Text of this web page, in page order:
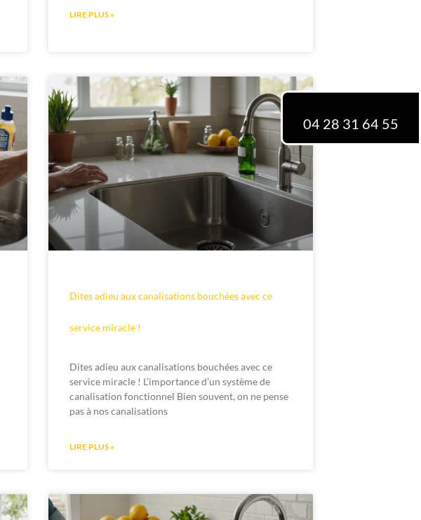
LIRE PLUS »
Dites adieu aux canalisations bouchées avec ce
service miracle !
Dites adieu aux canalisations bouchées avec ce
service miracle ! L’importance d’un système de
canalisation fonctionnel Bien souvent, on ne pense
pas à nos canalisations
LIRE PLUS »
04 28 31 64 55